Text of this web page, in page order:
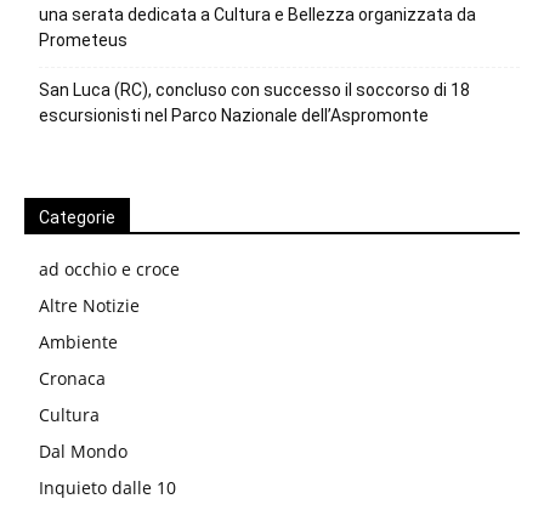
una serata dedicata a Cultura e Bellezza organizzata da
Prometeus
San Luca (RC), concluso con successo il soccorso di 18
escursionisti nel Parco Nazionale dell’Aspromonte
Categorie
ad occhio e croce
Altre Notizie
Ambiente
Cronaca
Cultura
Dal Mondo
Inquieto dalle 10